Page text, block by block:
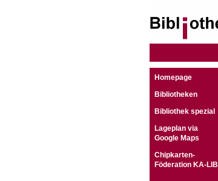
Homepage
Bibliotheken
Bibliothek spezial
Lageplan via
Google Maps
Chipkarten-
Föderation KA-LIB